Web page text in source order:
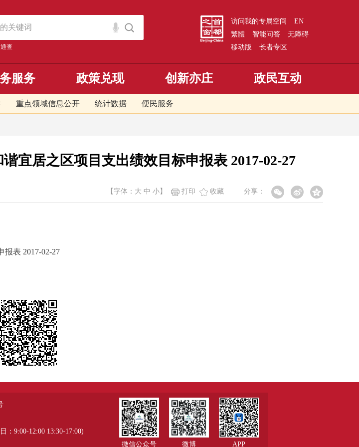
查
访问我的专属空间
EN
繁體
智能问答
无障碍
移动版
长者专区
重点领域信息公开 统计数据 便民服务
服务 政策兑现 创新亦庄 政民互动
宜居之区项目支出绩效目标申报表 2017-02-27
分享：
【字体： 大 中 小 】 打印 收藏
表 2017-02-27
：9:00-12:00 13:30-17:00)
微信公众号 微博 APP